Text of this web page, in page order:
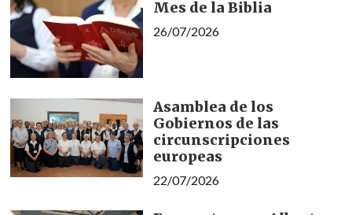
Mes de la Biblia
26/07/2026
Asamblea de los
Gobiernos de las
circunscripciones
europeas
22/07/2026